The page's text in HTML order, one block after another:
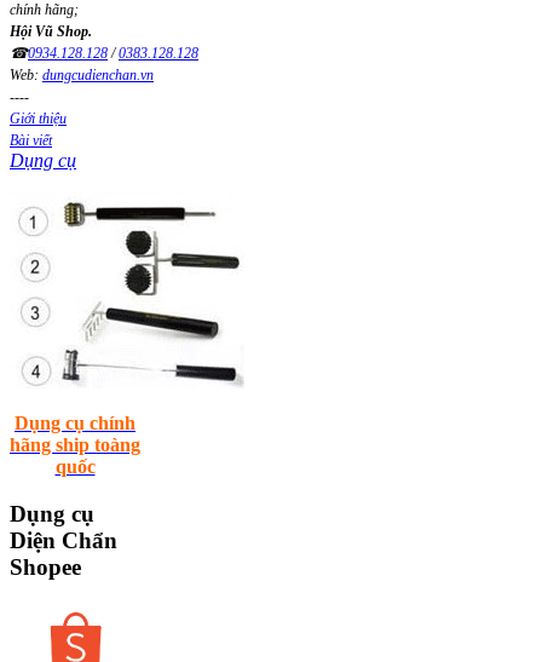
chính hãng;
Hội Vũ Shop.
☎0934.128.128/0383.128.128
Web: dungcudienchan.vn
----
Giới thiệu
Bài viết
Dụng cụ
Dụng cụ chính
hãng ship toàng
quốc
Dụng cụ
Diện Chẩn
Shopee